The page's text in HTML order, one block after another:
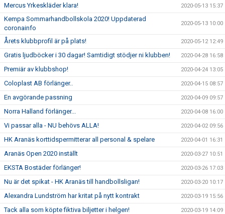
Mercus Yrkeskläder klara! 2020-05-13 15:37
Kempa Sommarhandbollskola 2020! Uppdaterad
coronainfo
2020-05-13 10:00
Årets klubbprofil är på plats! 2020-05-12 12:49
Gratis ljudböcker i 30 dagar! Samtidigt stödjer ni klubben! 2020-04-28 16:58
Premiär av klubbshop! 2020-04-24 13:05
Coloplast AB förlänger.. 2020-04-15 08:57
En avgörande passning 2020-04-09 09:57
Norra Halland förlänger... 2020-04-08 16:00
Vi passar alla - NU behövs ALLA! 2020-04-02 09:56
HK Aranäs korttidspermitterar all personal & spelare 2020-04-01 16:31
Aranäs Open 2020 inställt 2020-03-27 10:51
EKSTA Bostäder förlänger! 2020-03-26 17:03
Nu är det spikat - HK Aranäs till handbollsligan! 2020-03-20 10:17
Alexandra Lundström har kritat på nytt kontrakt 2020-03-19 15:56
Tack alla som köpte fiktiva biljetter i helgen! 2020-03-19 14:09